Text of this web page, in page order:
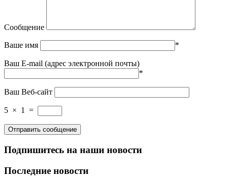
Сообщение
Ваше имя *
Ваш E-mail (адрес электронной почты)
*
Ваш Веб-сайт
5 × 1 =
Подпишитесь на наши новости
Последние новости